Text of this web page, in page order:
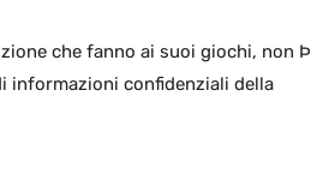
che fanno ai suoi giochi, non Þ
informazioni confidenziali della